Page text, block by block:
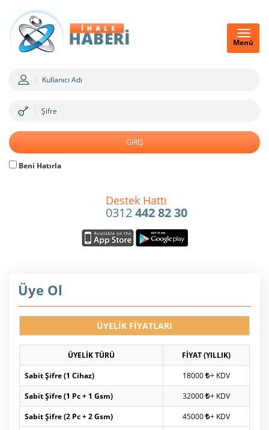
Menü
Beni Hatırla
Destek Hattı
0312442 82 30
Üye Ol
ÜYELİK FİYATLARI
ÜYELİK TÜRÜ
FİYAT (YILLIK)
Sabit Şifre (1 Cihaz)
18000 + KDV
Sabit Şifre (1 Pc + 1 Gsm)
32000 + KDV
Sabit Şifre (2 Pc + 2 Gsm)
45000 + KDV